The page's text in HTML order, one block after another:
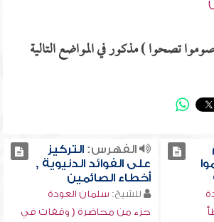
تصحوا ) مذكور في المواضع التالية
الفهرس:التركيز
على الفوائد الدنيوية ,
أخطاء الصائمين
للشيخ: سلمان العودة
جزء من محاضرة ( وقفات في